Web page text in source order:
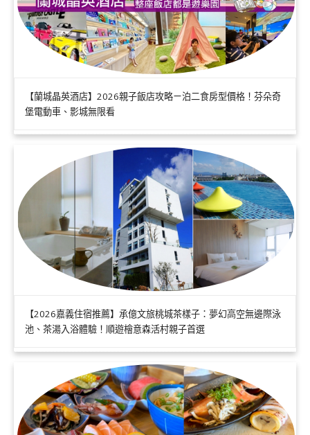
【蘭城晶英酒店】2026親子飯店攻略ㄧ泊二食房型價格！芬朵奇
堡電動車、影城無限看
【2026嘉義住宿推薦】承億文旅桃城茶樣子：夢幻高空無邊際泳
池、茶湯入浴體驗！順遊檜意森活村親子首選